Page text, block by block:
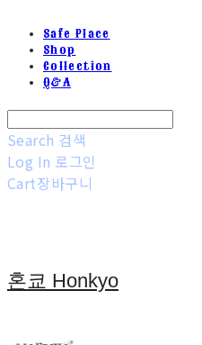
Safe Place
Shop
Collection
Q&A
Search 검색
Log In 로그인
Cart장바구니
혼쿄 Honkyo